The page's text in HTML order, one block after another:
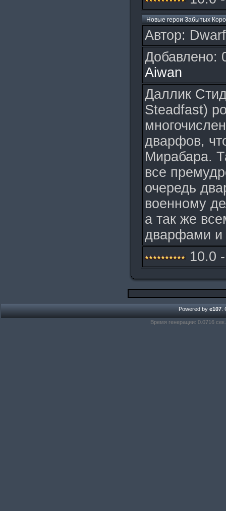
Новые герои Забытых
Автор:
Добавлено:
Aiwan
Даллик
Steadfast)
дварфов,
Мирабара.
все
очередь
военному
а так же
дварфами
10.0 -
Powered by e107
Время генерации: 0.0716